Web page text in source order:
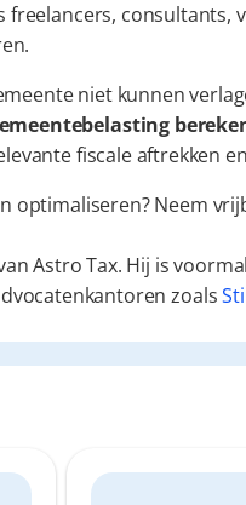
consultants,
niet kunnen
fiscale aftrekken
optimaliseren? Neem
Astro Tax. Hij is
zoals